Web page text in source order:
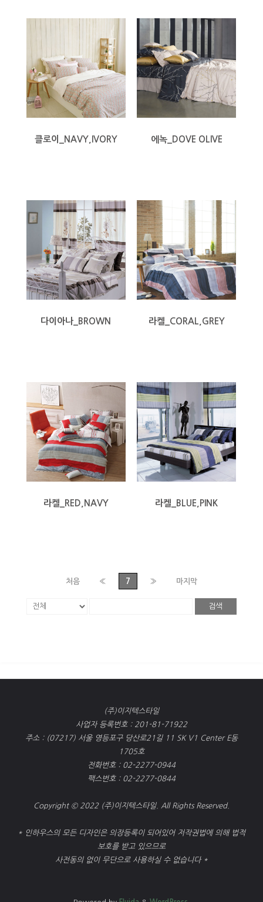
클로이_NAVY,IVORY 에녹_DOVE OLIVE
다이아나_BROWN 라켈_CORAL,GREY
라켈_RED,NAVY 라켈_BLUE,PINK
처음 « 7 » 마지막
검색
(주)이지텍스타일
사업자 등록번호 : 201-81-71922
주소 : (07217) 서울 영등포구 당산로21길 11 SK V1 Center E동
1705호
전화번호 : 02-2277-0944
팩스번호 : 02-2277-0844
Copyright © 2022 (주)이지텍스타일. All Rights Reserved.
* 인하우스의 모든 디자인은 의장등록이 되어있어 저작권법에 의해 법적
보호를 받고 있으므로
사전동의 없이 무단으로 사용하실 수 없습니다 *